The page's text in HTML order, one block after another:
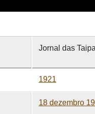
Jornal das
1921
18 dezembro